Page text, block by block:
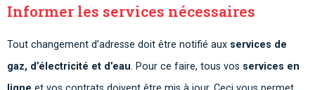
Informer les services nécessaires
Tout changement d’adresse doit être notifié aux services de
gaz, d’électricité et d’eau. Pour ce faire, tous vos services en